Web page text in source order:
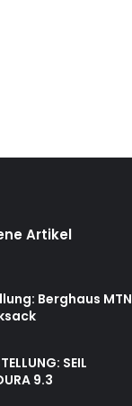
Artikel
Berghaus MTN
SEIL
9.3